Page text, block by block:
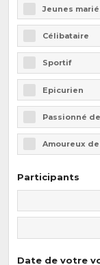
Jeunes
Célibataire
Sportif
Epicurien
Passionné
Amoureux
Participants
Date de votre